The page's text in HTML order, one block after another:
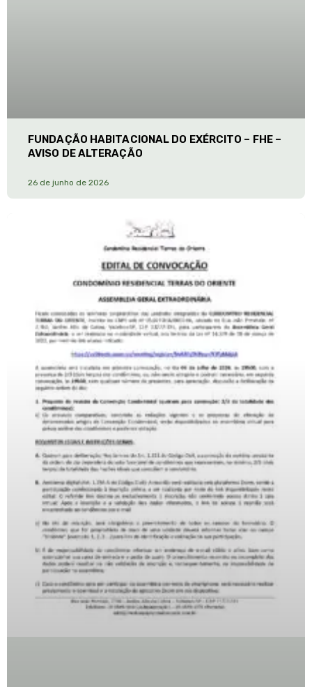
FUNDAÇÃO HABITACIONAL DO EXÉRCITO – FHE –
AVISO DE ALTERAÇÃO
26 de junho de 2026